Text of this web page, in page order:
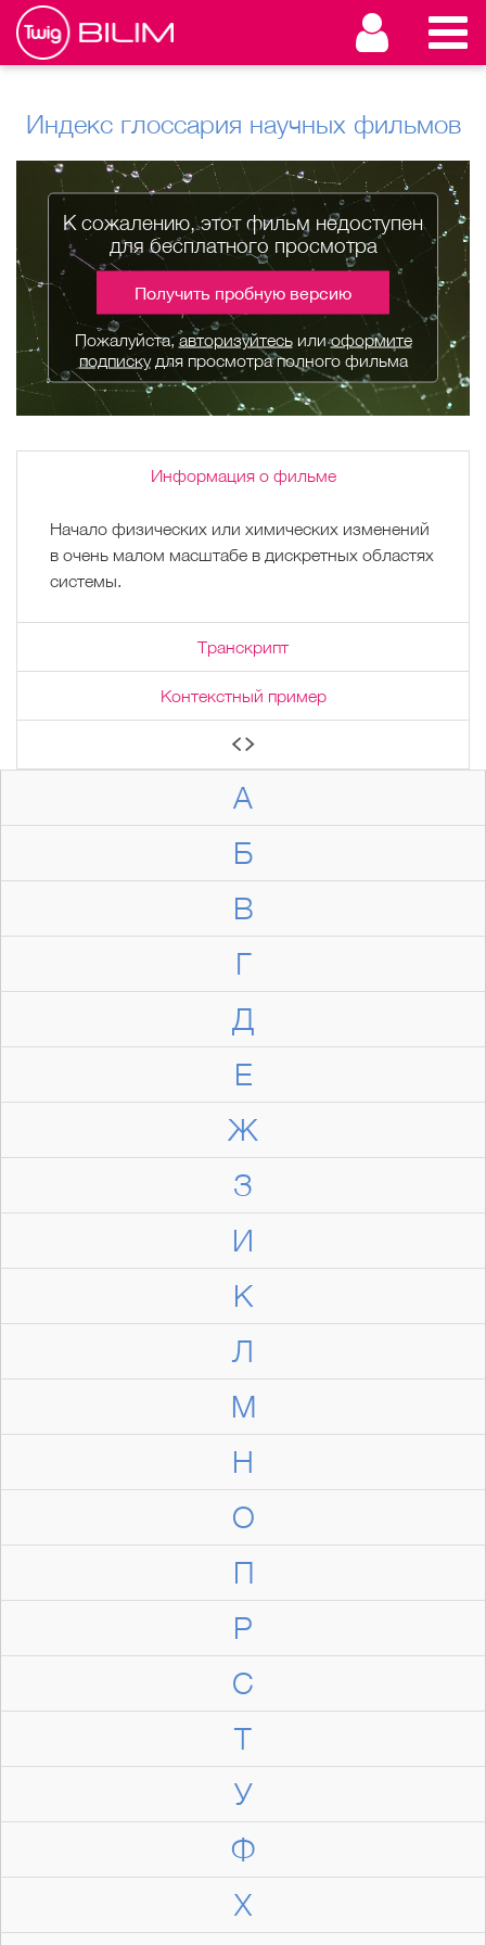
Индекс глоссария научных фильмов
А
Б
В
Г
Д
Е
Ж
З
И
К
Л
М
Н
О
П
Р
С
Т
У
Ф
Х
К сожалению, этот фильм недоступен
для бесплатного просмотра
Получить пробную версию
Пожалуйста,авторизуйтесьилиоформите
подпискудля просмотра полного фильма
Информация о фильме
Начало физических или химических изменений
в очень малом масштабе в дискретных областях
системы.
Транскрипт
Контекстный пример